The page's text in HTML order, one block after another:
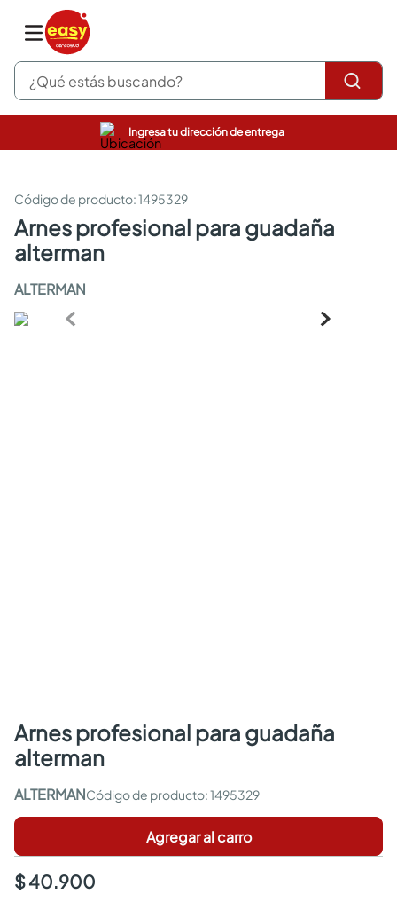
¿Qué estás buscando?
Ingresa tu dirección de entrega
:1495329
arnes profesional para guadaña
alterman
ALTERMAN
arnes profesional para guadaña
alterman
ALTERMAN :1495329
Agregar al carro
$ 40.900
pinturas
sanitarios
comedor
escritorio
armarios closet
comedores